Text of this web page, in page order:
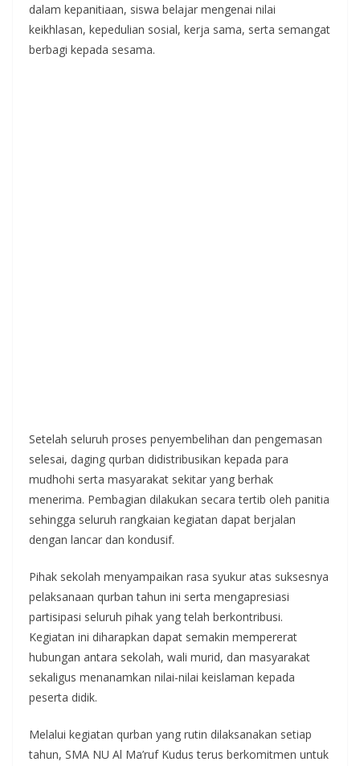
dalam kepanitiaan, siswa belajar mengenai nilai
keikhlasan, kepedulian sosial, kerja sama, serta semangat
berbagi kepada sesama.
Setelah seluruh proses penyembelihan dan pengemasan
selesai, daging qurban didistribusikan kepada para
mudhohi serta masyarakat sekitar yang berhak
menerima. Pembagian dilakukan secara tertib oleh panitia
sehingga seluruh rangkaian kegiatan dapat berjalan
dengan lancar dan kondusif.
Pihak sekolah menyampaikan rasa syukur atas suksesnya
pelaksanaan qurban tahun ini serta mengapresiasi
partisipasi seluruh pihak yang telah berkontribusi.
Kegiatan ini diharapkan dapat semakin mempererat
hubungan antara sekolah, wali murid, dan masyarakat
sekaligus menanamkan nilai-nilai keislaman kepada
peserta didik.
Melalui kegiatan qurban yang rutin dilaksanakan setiap
tahun, SMA NU Al Ma’ruf Kudus terus berkomitmen untuk